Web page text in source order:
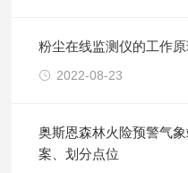
粉尘在线监测仪的工作
2022-08-23
奥斯恩森林火险预警气
案、划分点位